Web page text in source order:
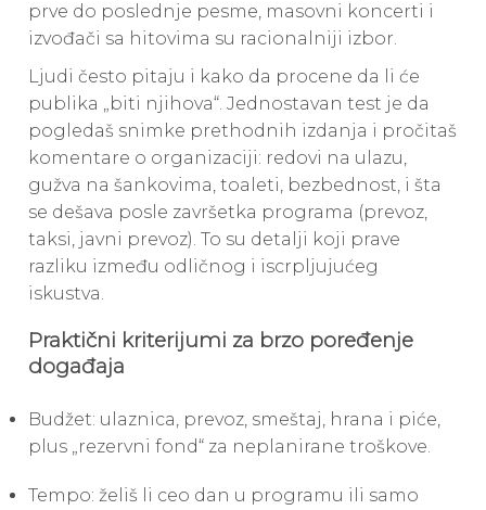
prve do poslednje pesme, masovni koncerti i
izvođači sa hitovima su racionalniji izbor.
Ljudi često pitaju i kako da procene da li će
publika „biti njihova“. Jednostavan test je da
pogledaš snimke prethodnih izdanja i pročitaš
komentare o organizaciji: redovi na ulazu,
gužva na šankovima, toaleti, bezbednost, i šta
se dešava posle završetka programa (prevoz,
taksi, javni prevoz). To su detalji koji prave
razliku između odličnog i iscrpljujućeg
iskustva.
Praktični kriterijumi za brzo poređenje
događaja
Budžet: ulaznica, prevoz, smeštaj, hrana i piće,
plus „rezervni fond“ za neplanirane troškove.
Tempo: želiš li ceo dan u programu ili samo